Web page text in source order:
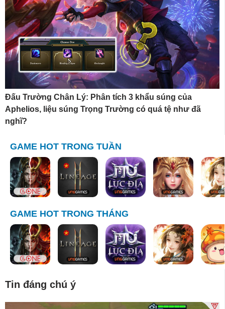
Đấu Trường Chân Lý: Phân tích 3 khẩu súng của
Aphelios, liệu súng Trọng Trường có quá tệ như đã
nghĩ?
GAME HOT TRONG TUẦN
GAME HOT TRONG THÁNG
Tin đáng chú ý